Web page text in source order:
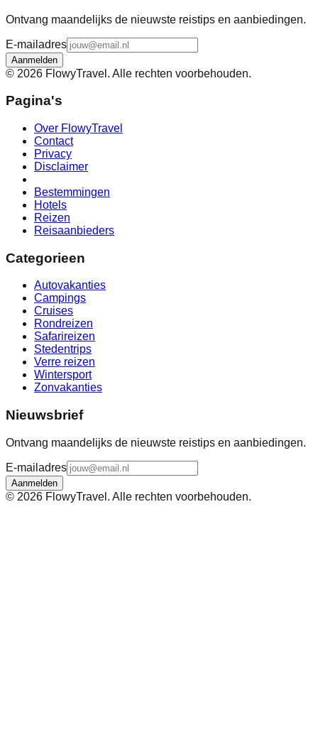
Ontvang maandelijks de nieuwste reistips en aanbiedingen.
E-mailadres
Aanmelden
© 2026 FlowyTravel. Alle rechten voorbehouden.
Pagina's
Over FlowyTravel
Contact
Privacy
Disclaimer
Bestemmingen
Hotels
Reizen
Reisaanbieders
Categorieen
Autovakanties
Campings
Cruises
Rondreizen
Safarireizen
Stedentrips
Verre reizen
Wintersport
Zonvakanties
Nieuwsbrief
Ontvang maandelijks de nieuwste reistips en aanbiedingen.
E-mailadres
Aanmelden
© 2026 FlowyTravel. Alle rechten voorbehouden.